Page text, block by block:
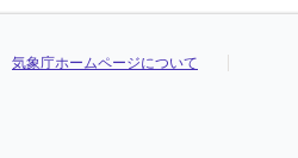
気象庁ホームページについて